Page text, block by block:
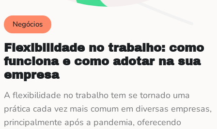
Negócios
Flexibilidade no trabalho: como
funciona e como adotar na sua
empresa
A flexibilidade no trabalho tem se tornado uma
prática cada vez mais comum em diversas empresas,
principalmente após a pandemia, oferecendo